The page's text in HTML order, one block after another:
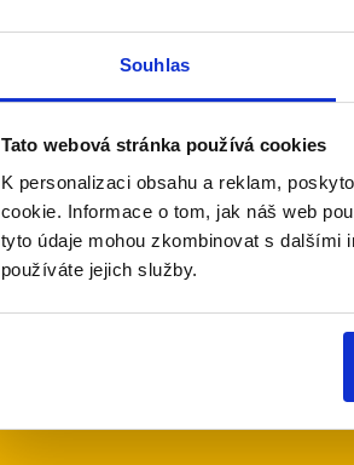
Souhlas
Tato webová stránka používá cookies
K personalizaci obsahu a reklam,
cookie. Informace o tom, jak náš web
tyto údaje mohou zkombinovat s
používáte jejich služby.